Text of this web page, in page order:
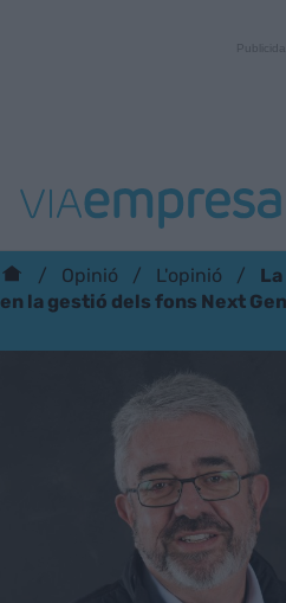
Opinió L'opinió
en la gestió dels fons Next